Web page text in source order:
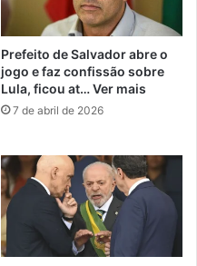
Prefeito de Salvador abre o
jogo e faz confissão sobre
Lula, ficou at… Ver mais
7 de abril de 2026